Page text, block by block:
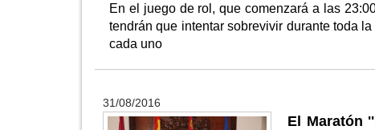
En el juego de rol, que comenzará a las
tendrán que intentar sobrevivir durante toda
cada uno
31/08/2016
El Maratón